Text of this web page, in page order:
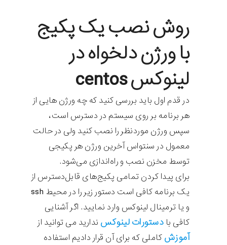
روش نصب یک پکیج
با ورژن دلخواه در
لینوکس centos
در قدم اول باید بررسی کنید که چه ورژن هایی از
هر برنامه بر روی سیستم در دسترس است،
سپس ورژن موردنظر را نصب کنید ولی در حالت
معمول در سنتواس آخرین ورژن هر پکیجی
توسط مخزن نصب و راه‌اندازی می‌شود.
برای پیدا کردن تمامی پکیج‌های قابل‌دسترس از
یک برنامه کافی است دستور زیر را در محیط ssh
و یا ترمینال لینوکس وارد نمایید. اگر آشنایی
کافی با دستورات لینوکس ندارید می توانید از
آموزش کاملی که برای آن قرار دادیم استفاده